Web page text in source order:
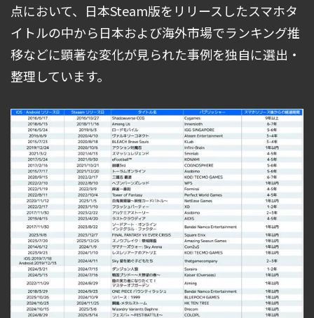
点において、日本Steam版をリリースしたスマホタ
イトルの中から日本および海外市場でランキング推
移などに顕著な変化が見られた事例を独自に選出・
整理しています。